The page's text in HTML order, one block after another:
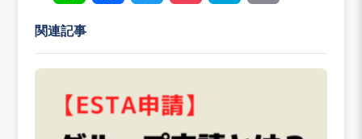
関連記事